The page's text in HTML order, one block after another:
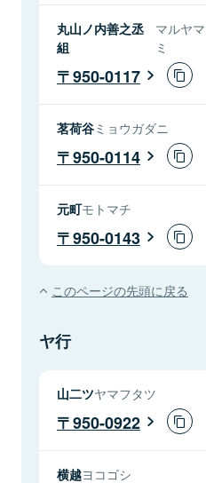
丸山ノ内善之丞
組
マルヤ
ミ
950-0117
茗荷谷ミョウガダニ
950-0114
元町モトマチ
950-0143
このページの先頭に戻る
ヤ行
山二ツヤマフタツ
950-0922
横越ヨコゴシ